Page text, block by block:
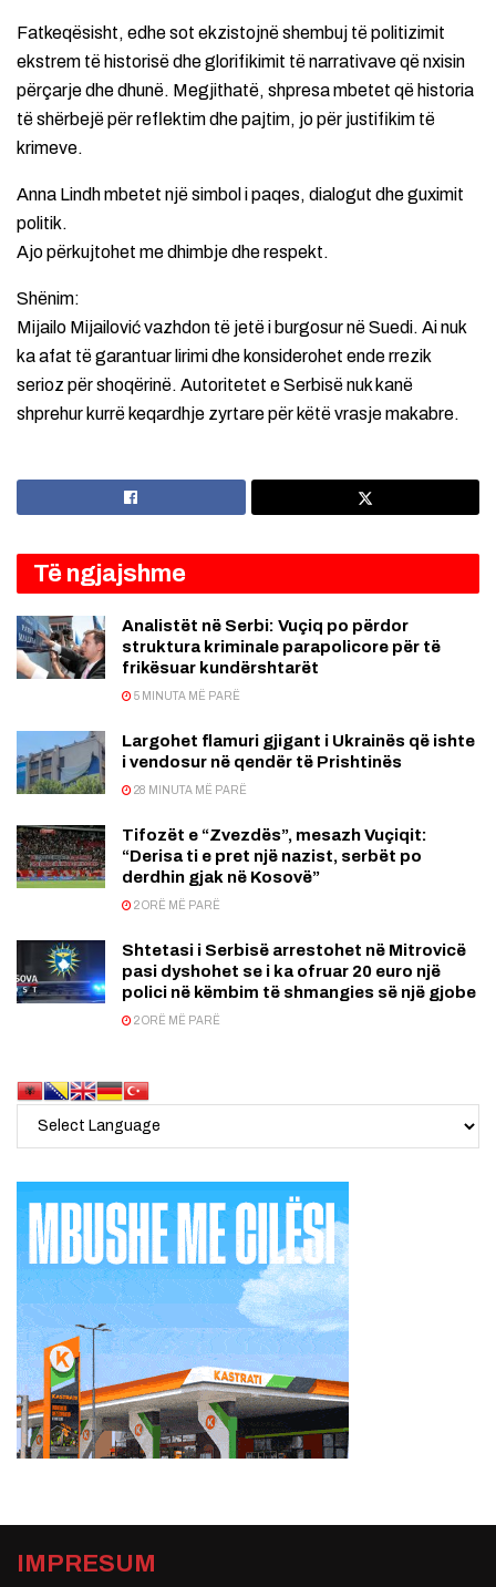
Fatkeqësisht, edhe sot ekzistojnë shembuj të politizimit
ekstrem të historisë dhe glorifikimit të narrativave që nxisin
përçarje dhe dhunë. Megjithatë, shpresa mbetet që historia
të shërbejë për reflektim dhe pajtim, jo për justifikim të
krimeve.
Anna Lindh mbetet një simbol i paqes, dialogut dhe guximit
politik.
Ajo përkujtohet me dhimbje dhe respekt.
Shënim:
Mijailo Mijailović vazhdon të jetë i burgosur në Suedi. Ai nuk
ka afat të garantuar lirimi dhe konsiderohet ende rrezik
serioz për shoqërinë. Autoritetet e Serbisë nuk kanë
shprehur kurrë keqardhje zyrtare për këtë vrasje makabre.
Të ngjajshme
Analistët në Serbi: Vuçiq po përdor
struktura kriminale parapolicore për të
frikësuar kundërshtarët
5 MINUTA MË PARË
Largohet flamuri gjigant i Ukrainës që ishte
i vendosur në qendër të Prishtinës
28 MINUTA MË PARË
Tifozët e “Zvezdës”, mesazh Vuçiqit:
“Derisa ti e pret një nazist, serbët po
derdhin gjak në Kosovë”
2 ORË MË PARË
Shtetasi i Serbisë arrestohet në Mitrovicë
pasi dyshohet se i ka ofruar 20 euro një
polici në këmbim të shmangies së një gjobe
2 ORË MË PARË
IMPRESUM